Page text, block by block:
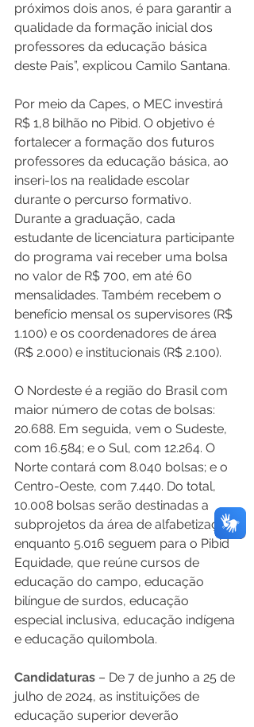
próximos dois anos, é para garantir a
qualidade da formação inicial dos
professores da educação básica
deste País”, explicou Camilo Santana.
Por meio da Capes, o MEC investirá
R$ 1,8 bilhão no Pibid. O objetivo é
fortalecer a formação dos futuros
professores da educação básica, ao
inseri-los na realidade escolar
durante o percurso formativo.
Durante a graduação, cada
estudante de licenciatura participante
do programa vai receber uma bolsa
no valor de R$ 700, em até 60
mensalidades. Também recebem o
benefício mensal os supervisores (R$
1.100) e os coordenadores de área
(R$ 2.000) e institucionais (R$ 2.100).
O Nordeste é a região do Brasil com
maior número de cotas de bolsas:
20.688. Em seguida, vem o Sudeste,
com 16.584; e o Sul, com 12.264. O
Norte contará com 8.040 bolsas; e o
Centro-Oeste, com 7.440. Do total,
10.008 bolsas serão destinadas a
subprojetos da área de alfabetização,
enquanto 5.016 seguem para o Pibid
Equidade, que reúne cursos de
educação do campo, educação
bilíngue de surdos, educação
especial inclusiva, educação indígena
e educação quilombola.
Candidaturas – De 7 de junho a 25 de
julho de 2024, as instituições de
educação superior deverão